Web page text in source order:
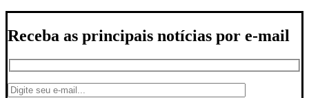
Receba as principais notícias por e-mail